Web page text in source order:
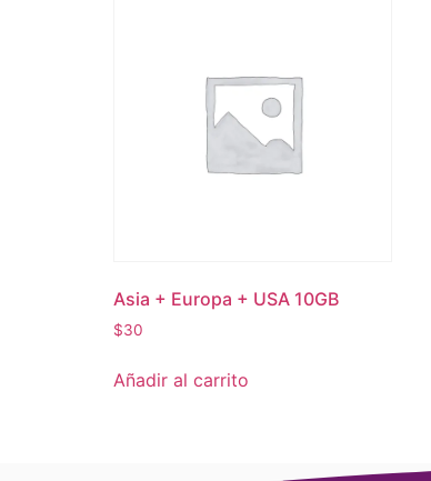
Asia + Europa + USA 10GB
$30
Añadir al carrito